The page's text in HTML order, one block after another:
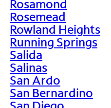
Rosamond
Rosemead
Rowland Heights
Running Springs
Salida
Salinas
San Ardo
San Bernardino